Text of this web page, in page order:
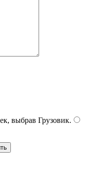
выбрав Грузовик.